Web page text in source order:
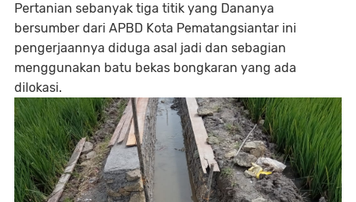
Pertanian sebanyak tiga titik yang Dananya
bersumber dari APBD Kota Pematangsiantar ini
pengerjaannya diduga asal jadi dan sebagian
menggunakan batu bekas bongkaran yang ada
dilokasi.